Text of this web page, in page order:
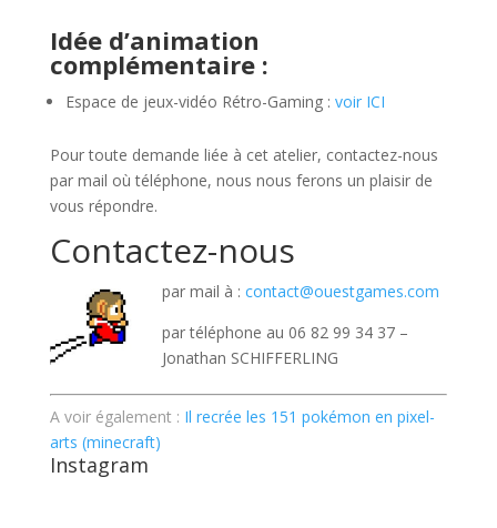
Idée d’animation
complémentaire :
Espace de jeux-vidéo Rétro-Gaming : voir ICI
Pour toute demande liée à cet atelier, contactez-nous
par mail où téléphone, nous nous ferons un plaisir de
vous répondre.
Contactez-nous
par mail à : contact@ouestgames.com
par téléphone au 06 82 99 34 37 –
Jonathan SCHIFFERLING
A voir également : Il recrée les 151 pokémon en pixel-
arts (minecraft)
Instagram